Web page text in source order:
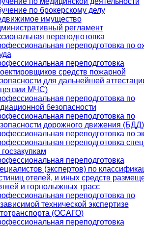
по брокерскому делу
имущество
регламент
переподготовка
переподготовка по
переподготовка
средств пожарной
для дальнейшей
МЧС)
переподготовка по
безопасности
переподготовка по
дорожного движения (БДД)
переподготовка по
переподготовка
переподготовка
(экспертов) по
отелей, и иных средств
и горнолыжных трасс
переподготовка по
технической экспертизе
(ОСАГО)
переподготовка